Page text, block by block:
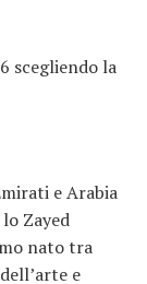
scegliendo la
e Arabia
Zayed
nato tra
e